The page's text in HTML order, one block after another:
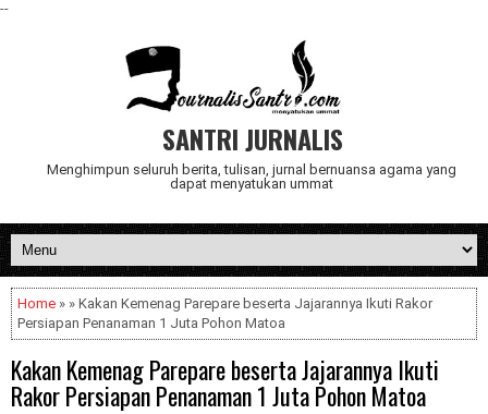
--
SANTRI JURNALIS
Menghimpun seluruh berita, tulisan, jurnal bernuansa agama yang
dapat menyatukan ummat
Home » » Kakan Kemenag Parepare beserta Jajarannya Ikuti Rakor
Persiapan Penanaman 1 Juta Pohon Matoa
Kakan Kemenag Parepare beserta Jajarannya Ikuti
Rakor Persiapan Penanaman 1 Juta Pohon Matoa